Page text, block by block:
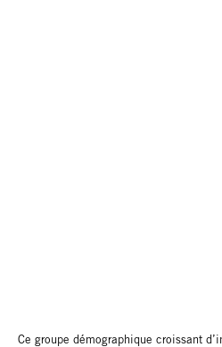
Ce groupe démographique croissant